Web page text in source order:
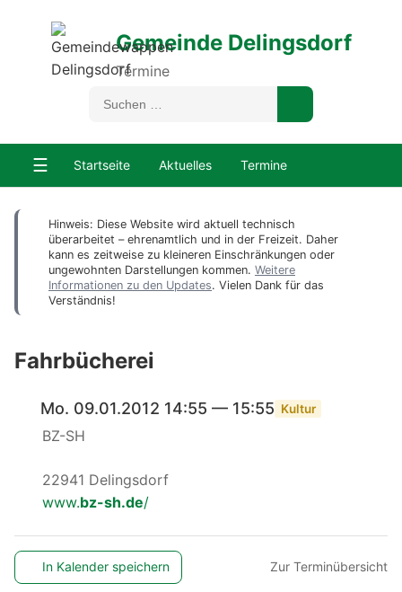
Gemeinde Delingsdorf
Termine
☰ Startseite Aktuelles Termine
Hinweis: Diese Website wird aktuell technisch
überarbeitet – ehrenamtlich und in der Freizeit. Daher
kann es zeitweise zu kleineren Einschränkungen oder
ungewohnten Darstellungen kommen. Weitere
Informationen zu den Updates. Vielen Dank für das
Verständnis!
Fahrbücherei
Mo. 09.01.2012 14:55 — 15:55 Kultur
BZ-SH
22941 Delingsdorf
www.bz-sh.de/
In Kalender speichern Zur Terminübersicht